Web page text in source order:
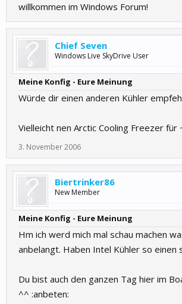
willkommen im Windows Forum!
Chief Seven
Windows Live SkyDrive User
Meine Konfig - Eure Meinung
Würde dir einen anderen Kühler
Vielleicht nen Arctic Cooling Freezer für
3. November 2006
Biertrinker86
New Member
Meine Konfig - Eure Meinung
Hm ich werd mich mal schau machen
anbelangt. Haben Intel Kühler so einen
Du bist auch den ganzen Tag hier im
^^ :anbeten: